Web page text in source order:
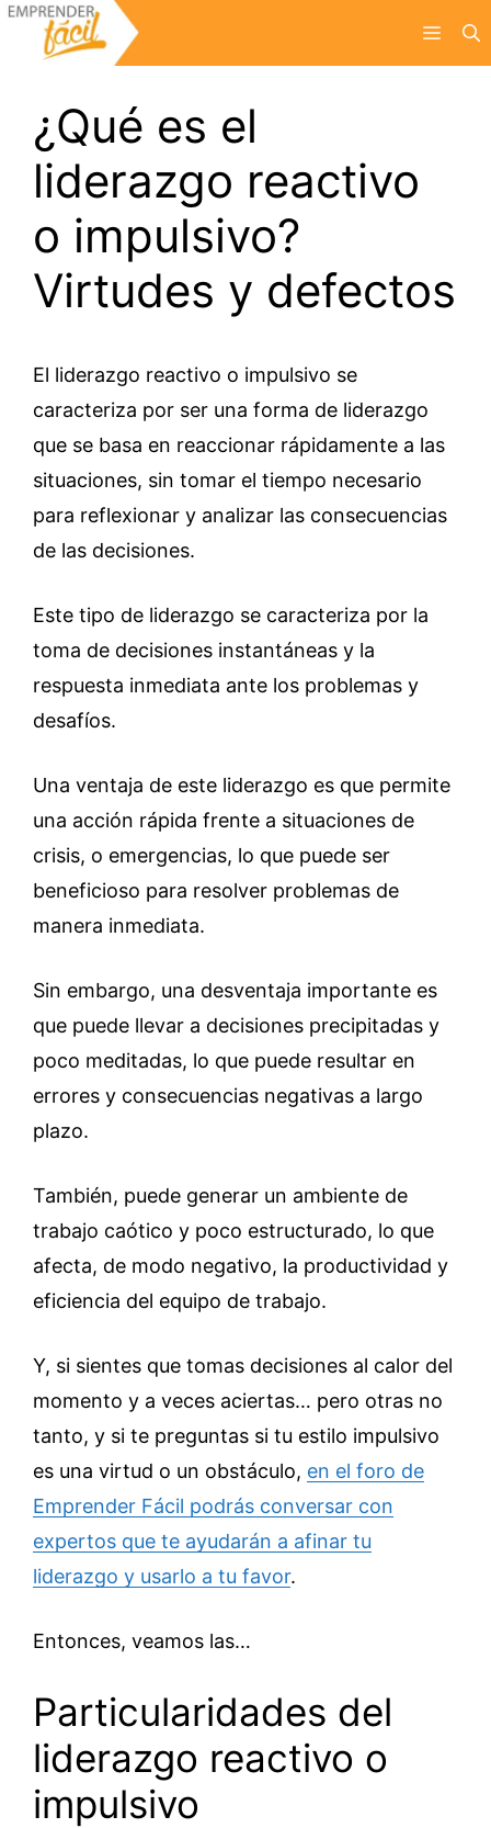
Saltar
Menú
¿Qué es el
liderazgo reactivo
o impulsivo?
Virtudes y defectos
El liderazgo reactivo o impulsivo se
caracteriza por ser una forma de liderazgo
que se basa en reaccionar rápidamente a las
situaciones, sin tomar el tiempo necesario
para reflexionar y analizar las consecuencias
de las decisiones.
Este tipo de liderazgo se caracteriza por la
toma de decisiones instantáneas y la
respuesta inmediata ante los problemas y
desafíos.
Una ventaja de este liderazgo es que permite
una acción rápida frente a situaciones de
crisis, o emergencias, lo que puede ser
beneficioso para resolver problemas de
manera inmediata.
Sin embargo, una desventaja importante es
que puede llevar a decisiones precipitadas y
poco meditadas, lo que puede resultar en
errores y consecuencias negativas a largo
plazo.
También, puede generar un ambiente de
trabajo caótico y poco estructurado, lo que
afecta, de modo negativo, la productividad y
eficiencia del equipo de trabajo.
Y, si sientes que tomas decisiones al calor del
momento y a veces aciertas… pero otras no
tanto, y si te preguntas si tu estilo impulsivo
es una virtud o un obstáculo, en el foro de
Emprender Fácil podrás conversar con
expertos que te ayudarán a afinar tu
liderazgo y usarlo a tu favor.
Entonces, veamos las…
Particularidades del
liderazgo reactivo o
impulsivo